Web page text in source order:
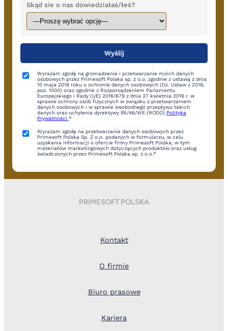
Skąd sie o nas dowiedziałaś/łeś?
Wyrażam zgodę na gromadzenie i przetwarzanie moich danych
osobowych przez Primesoft Polska sp. z o.o. zgodnie z ustawą z dnia
10 maja 2018 roku o ochronie danych osobowych (Dz. Ustaw z 2018,
poz. 1000) oraz zgodnie z Rozporządzeniem Parlamentu
Europejskiego i Rady (UE) 2016/679 z dnia 27 kwietnia 2016 r. w
sprawie ochrony osób fizycznych w związku z przetwarzaniem
danych osobowych i w sprawie swobodnego przepływu takich
danych oraz uchylenia dyrektywy 95/46/WE (RODO). Polityka
Prywatności *
Wyrażam zgodę na przetwarzanie danych osobowych przez
Primesoft Polska Sp. Z o.o. podanych w formularzu, w celu
uzyskania informacji o ofercie firmy Primesoft Polska, w tym
materiałów marketingowych dotyczących produktów oraz usług
świadczonych przez Primesoft Polska sp. z o.o.*
PRIMESOFT POLSKA
Kontakt
O firmie
Biuro prasowe
Kariera